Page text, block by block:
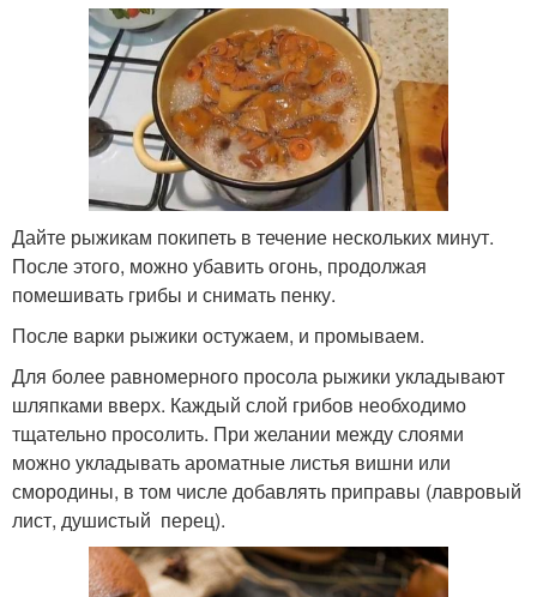
Дайте рыжикам покипеть в течение нескольких минут.
После этого, можно убавить огонь, продолжая
помешивать грибы и снимать пенку.
После варки рыжики остужаем, и промываем.
Для более равномерного просола рыжики укладывают
шляпками вверх. Каждый слой грибов необходимо
тщательно просолить. При желании между слоями
можно укладывать ароматные листья вишни или
смородины, в том числе добавлять приправы (лавровый
лист, душистый перец).